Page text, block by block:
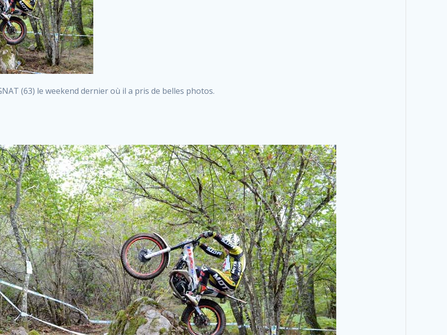
(63) le weekend dernier où il a pris de belles photos.